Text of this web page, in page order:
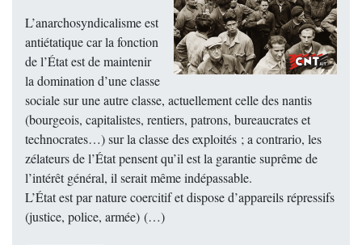
L’anarchosyndicalisme est
antiétatique car la fonction
de l’État est de maintenir
la domination d’une classe
sociale sur une autre classe, actuellement celle des nantis
(bourgeois, capitalistes, rentiers, patrons, bureaucrates et
technocrates…) sur la classe des exploités ; a contrario, les
zélateurs de l’État pensent qu’il est la garantie suprême de
l’intérêt général, il serait même indépassable.
L’État est par nature coercitif et dispose d’appareils répressifs
(justice, police, armée) (…)